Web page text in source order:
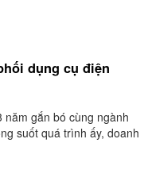
dụng cụ điện
gắn bó cùng ngành
suốt quá trình ấy, doanh